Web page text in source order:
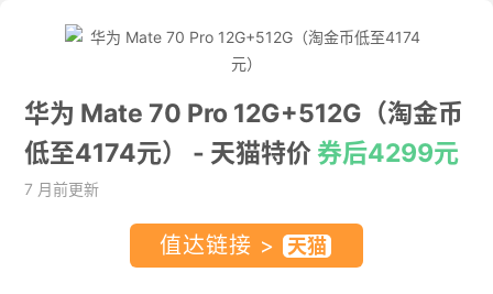
华为 Mate 70 Pro 12G+512G（淘金币
低至4174元）
- 天猫特价 券后4299元
7 月前更新
值达链接 >